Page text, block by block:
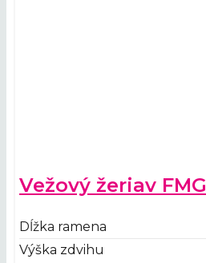
Vežový žeriav
Dĺžka ramena
Výška zdvihu